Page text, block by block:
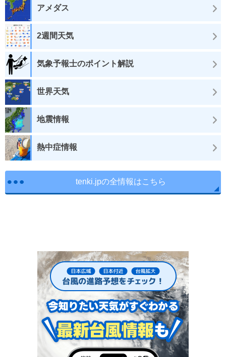
アメダス
2週間天気
気象予報士のポイント解説
世界天気
地震情報
熱中症情報
tenki.jpの全情報はこちら